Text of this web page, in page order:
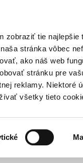
zobraziť tie najlepšie
stránka vôbec
ako náš web
stránku pre
reklamy. Niektoré
všetky tieto